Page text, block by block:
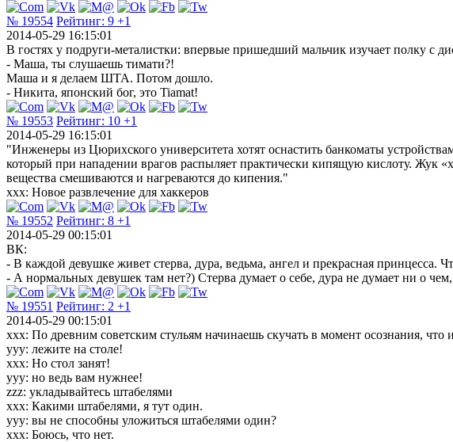
№ 19554 Рейтинг: 9 +1
2014-05-29 16:15:01
В гостях у подруги-металистки: впервые пришедший мальчик изучает полку с
- Маша, ты слушаешь тимати?!
Маша и я делаем ШТА. Потом дошло.
- Никита, японский бог, это Tiamat!
№ 19553 Рейтинг: 10 +1
2014-05-29 16:15:01
"Инженеры из Цюрихского университета хотят оснастить банкоматы
который при нападении врагов распыляет практически кипящую кислоту. Жук
вещества смешиваются и нагреваются до кипения."
xxx: Новое развлечение для хаккеров
№ 19552 Рейтинг: 8 +1
2014-05-29 00:15:01
ВК:
- В каждой девушке живет стерва, дура, ведьма, ангел и прекрасная принцесса.
- А нормальных девушек там нет?) Стерва думает о себе, дура не думает ни о
№ 19551 Рейтинг: 2 +1
2014-05-29 00:15:01
xxx: По древним советским стульям начинаешь скучать в момент осознания,
yyy: лежите на столе!
xxx: Но стол занят!
yyy: но ведь вам нужнее!
zzz: укладывайтесь штабелями
xxx: Какими штабелями, я тут один.
yyy: вы не способны уложиться штабелями один?
xxx: Боюсь, что нет.